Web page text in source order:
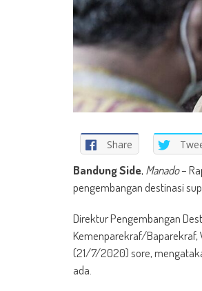
Share
Bandung Side, Manado–
pengembangan destinasi
Direktur Pengembangan
Kemenparekraf/Baparekraf,
(21/7/2020) sore,
ada.